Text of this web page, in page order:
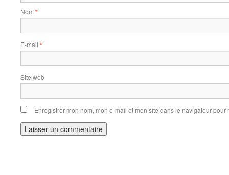
Nom *
E-mail *
Site web
Enregistrer mon nom, mon e-mail et mon site dans le navigateur